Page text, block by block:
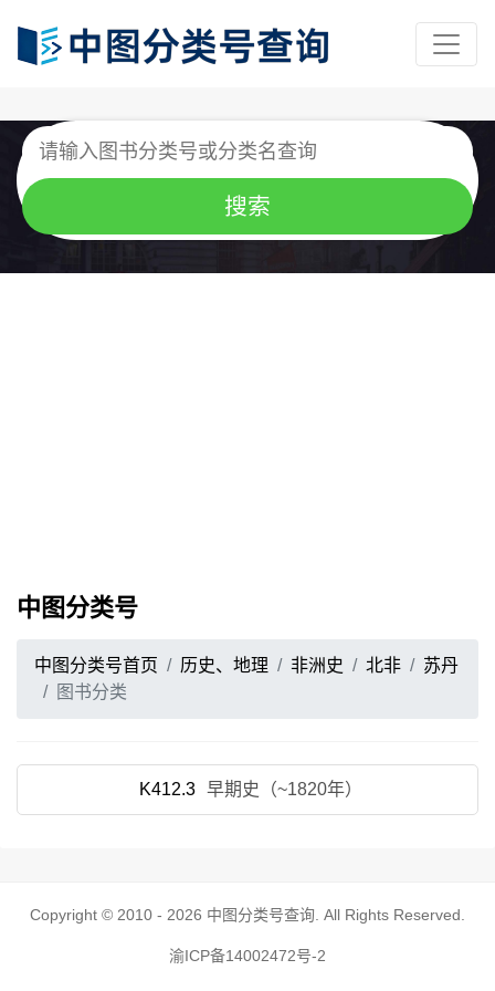
中图分类号
中图分类号首页 历史、地理 非洲史 北非
苏丹
图书分类
K412.3 早期史（~1820年）
Copyright © 2010 - 2026 中图分类号查询 . All Rights Reserved.
渝ICP备14002472号-2